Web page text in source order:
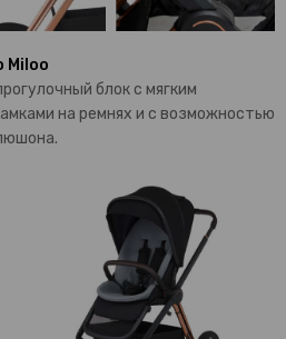
Miloo
блок с мягким
на ремнях и с возможностью